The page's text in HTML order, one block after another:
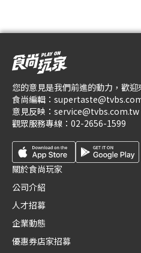
您的意見是我們前進的動力，歡
食尚編輯：
意見反映： service@tvbs.com.tw
觀眾服務專線： 02-2656-1599
關於食尚玩家
公司介紹
人才招募
企業動態
優惠券店家招募